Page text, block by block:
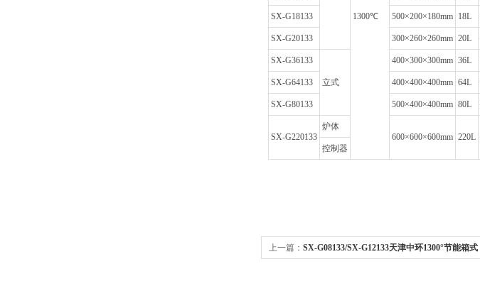
1300℃
SX-G18133 500×200×180mm 18L
SX-G20133 300×260×260mm 20L
SX-G36133
立式
400×300×300mm 36L
SX-G64133 400×400×400mm 64L
SX-G80133 500×400×400mm 80L
SX-G220133
炉体
600×600×600mm 220L
控制器
上一篇： SX-G08133/SX-G12133天津中环1300°节能箱式